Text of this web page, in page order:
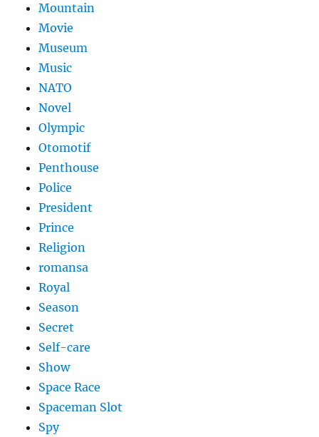
Mountain
Movie
Museum
Music
NATO
Novel
Olympic
Otomotif
Penthouse
Police
President
Prince
Religion
romansa
Royal
Season
Secret
Self-care
Show
Space Race
Spaceman Slot
Spy